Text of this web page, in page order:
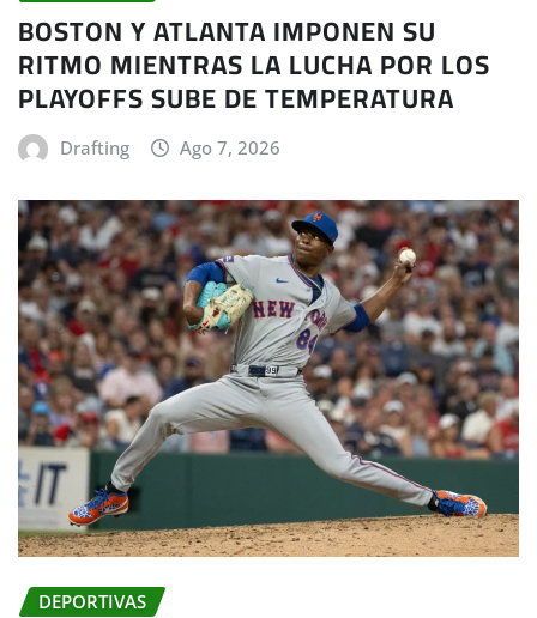
BOSTON Y ATLANTA IMPONEN SU
RITMO MIENTRAS LA LUCHA POR LOS
PLAYOFFS SUBE DE TEMPERATURA
Drafting Ago 7, 2026
DEPORTIVAS